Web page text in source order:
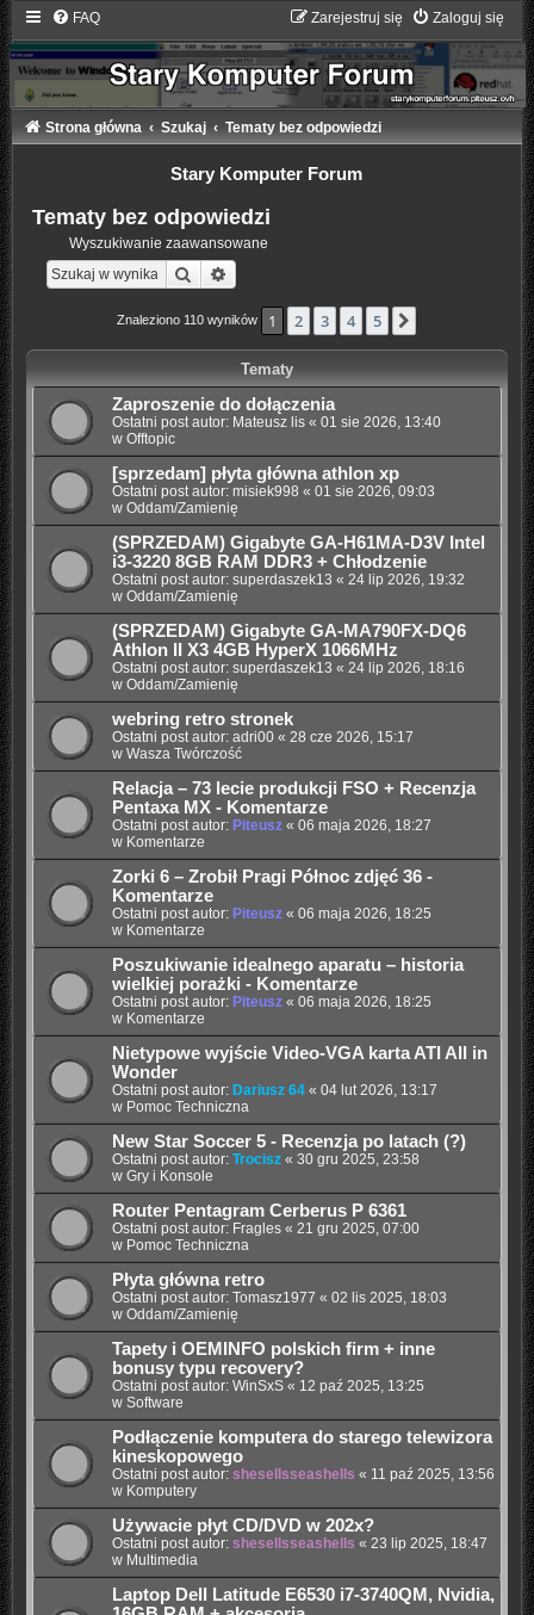
FAQ Zaloguj się
Zarejestruj się
Strona główna Szukaj Tematy bez odpowiedzi
Stary Komputer Forum
Tematy bez odpowiedzi
Wyszukiwanie zaawansowane
Szukaj
Znaleziono 110 wyników 1 2 3 4 5
Tematy
Zaproszenie do dołączenia
Ostatni post autor: Mateusz lis« 01 sie 2026, 13:40
w Offtopic
[sprzedam] płyta główna athlon xp
Ostatni post autor: misiek998 « 01 sie 2026, 09:03
w Oddam/Zamienię
(SPRZEDAM) Gigabyte GA-H61MA-D3V Intel
i3-3220 8GB RAM DDR3 + Chłodzenie
Ostatni post autor: superdaszek13 « 24 lip 2026, 19:32
w Oddam/Zamienię
(SPRZEDAM) Gigabyte GA-MA790FX-DQ6
Athlon II X3 4GB HyperX 1066MHz
Ostatni post autor: superdaszek13 « 24 lip 2026, 18:16
w Oddam/Zamienię
webring retro stronek
Ostatni post autor: adri00« 28 cze 2026, 15:17
w Wasza Twórczość
Relacja – 73 lecie produkcji FSO + Recenzja
Pentaxa MX - Komentarze
Ostatni post autor: Piteusz« 06 maja 2026, 18:27
w Komentarze
Zorki 6 – Zrobił Pragi Północ zdjęć 36 -
Komentarze
Ostatni post autor: Piteusz« 06 maja 2026, 18:25
w Komentarze
Poszukiwanie idealnego aparatu – historia
wielkiej porażki - Komentarze
Ostatni post autor: Piteusz« 06 maja 2026, 18:25
w Komentarze
Nietypowe wyjście Video-VGA karta ATI All in
Wonder
Ostatni post autor: Dariusz 64« 04 lut 2026, 13:17
w Pomoc Techniczna
New Star Soccer 5 - Recenzja po latach (?)
Ostatni post autor: Trocisz« 30 gru 2025, 23:58
w Gry i Konsole
Router Pentagram Cerberus P 6361
Ostatni post autor: Fragles« 21 gru 2025, 07:00
w Pomoc Techniczna
Płyta główna retro
Ostatni post autor: Tomasz1977 « 02 lis 2025, 18:03
w Oddam/Zamienię
Tapety i OEMINFO polskich firm + inne
bonusy typu recovery?
Ostatni post autor: WinSxS« 12 paź 2025, 13:25
w Software
Podłączenie komputera do starego telewizora
kineskopowego
Ostatni post autor: shesellsseashells « 11 paź 2025, 13:56
w Komputery
Używacie płyt CD/DVD w 202x?
Ostatni post autor: shesellsseashells « 23 lip 2025, 18:47
w Multimedia
Laptop Dell Latitude E6530 i7-3740QM, Nvidia,